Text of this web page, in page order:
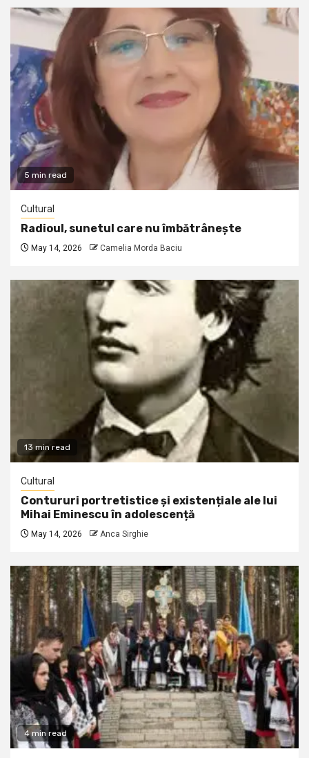
5 min read
Cultural
Radioul, sunetul care nu îmbătrânește
May 14, 2026 Camelia Morda Baciu
13 min read
Cultural
Contururi portretistice și existențiale ale lui
Mihai Eminescu în adolescență
May 14, 2026 Anca Sirghie
4 min read